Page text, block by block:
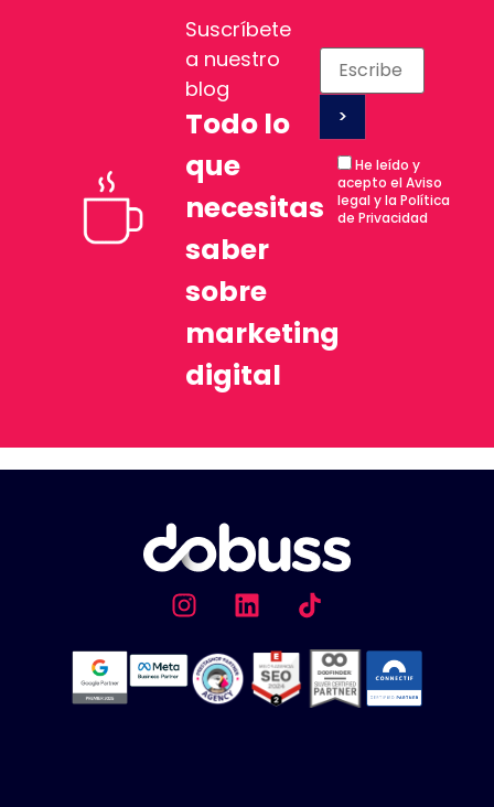
Suscríbete
a nuestro
blog
Todo lo
que
necesitas
saber
sobre
marketing
digital
He leído y
acepto el Aviso
legal y la Política
de Privacidad